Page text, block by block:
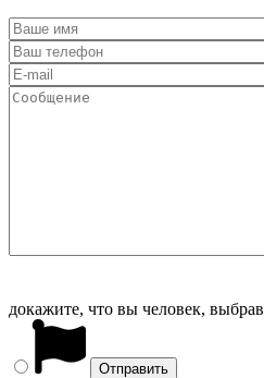
докажите, что вы человек, выбрав